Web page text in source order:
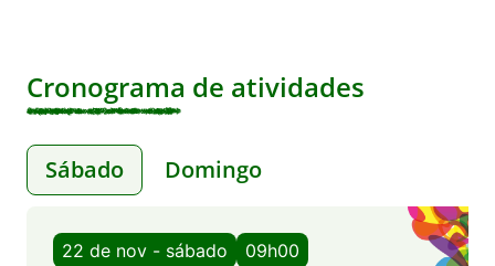
Cronograma de atividades
Sábado Domingo
22 de nov - sábado 09h00